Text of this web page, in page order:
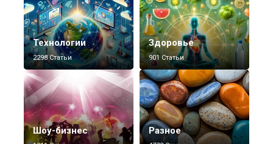
Технологии
2298 Статьи
Здоровье
901 Статьи
Шоу-бизнес Разное